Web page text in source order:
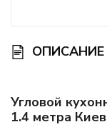
ОПИСАНИЕ
Угловой
1.4 метра